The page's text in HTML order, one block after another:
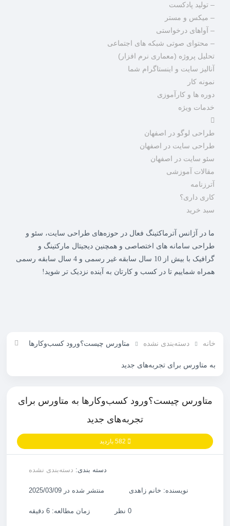
– تولید پادکست
– میکس و مستر
– آواهای درخواستی
– محتوای صوتی شبکه های اجتماعی
تحلیل پروژه (معماری نرم افزار)
آنالیز سایت و اینستاگرام شما
نمونه کار
دوره ها و کارآموزی
خدمات ویژه
طراحی لوگو در اصفهان
طراحی سایت در اصفهان
سئو سایت در اصفهان
مقالات آموزشی
آترزنامه
کاری داری؟
سبد خرید
ما در آژانس آترماکتینگ فعال در حوزه‌های طراحی سایت، سئو و
طراحی سامانه های اختصاصی و همچنین دیجیتال مارکتینگ و
گرافیک با بیش از 10 سال سابقه غیر رسمی و 4 سال سابقه رسمی
همراه شماییم تا در کسب و کارتان به آینده نزدیک تر شوید!
خانه دسته‌بندی نشده متاورس چیست؟ورود کسب‌وکارها
به متاورس برای تجربه‌های جدید
متاورس چیست؟ورود کسب‌وکارها به متاورس برای
تجربه‌های جدید
دسته بندی: دسته‌بندی نشده
منتشر شده در 2025/03/09 نویسنده: خانم زاهدی
زمان مطالعه: 6 دقیقه 0 نظر